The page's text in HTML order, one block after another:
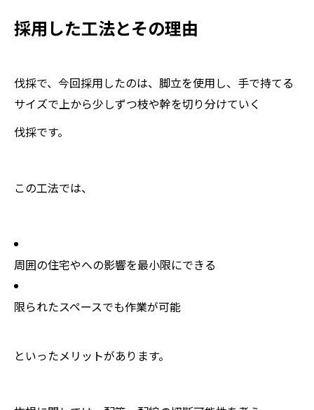
採用した工法とその理由
伐採で、今回採用したのは、脚立を使用し、手で持てる
サイズで上から少しずつ枝や幹を切り分けていく
伐採です。
この工法では、
周囲の住宅やへの影響を最小限にできる
限られたスペースでも作業が可能
といったメリットがあります。